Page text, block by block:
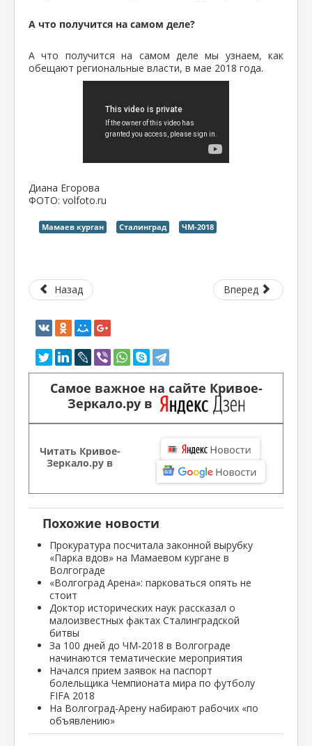
А что получится на самом деле?
А что получится на самом деле мы узнаем, как
обещают региональные власти, в мае 2018 года.
Диана Егорова
ФОТО: volfoto.ru
Мамаев курган Сталинград ЧМ-2018
Назад Вперед
Самое важное на сайте Кривое-
Зеркало.ру в
Читать Кривое-
Зеркало.ру в
Похожие новости
Прокуратура посчитала законной вырубку
«Парка вдов» на Мамаевом кургане в
Волгограде
«Волгоград Арена»: парковаться опять не
стоит
Доктор исторических наук рассказал о
малоизвестных фактах Сталинградской
битвы
За 100 дней до ЧМ-2018 в Волгограде
начинаются тематические мероприятия
Начался прием заявок на паспорт
болельщика Чемпионата мира по футболу
FIFA 2018
На Волгоград-Арену набирают рабочих «по
объявлению»